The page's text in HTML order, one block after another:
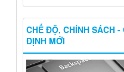
CHẾ ĐỘ, CHÍNH SÁCH -
ĐỊNH MỚI